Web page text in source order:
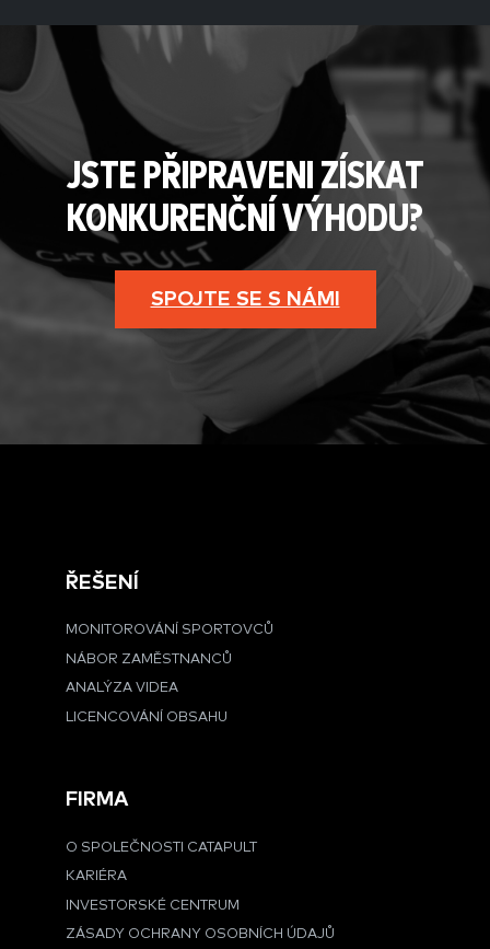
JSTE PŘIPRAVENI ZÍSKAT
KONKURENČNÍ VÝHODU?
SPOJTE SE S NÁMI
ŘEŠENÍ
MONITOROVÁNÍ SPORTOVCŮ
NÁBOR ZAMĚSTNANCŮ
ANALÝZA VIDEA
LICENCOVÁNÍ OBSAHU
FIRMA
O SPOLEČNOSTI CATAPULT
KARIÉRA
INVESTORSKÉ CENTRUM
ZÁSADY OCHRANY OSOBNÍCH ÚDAJŮ